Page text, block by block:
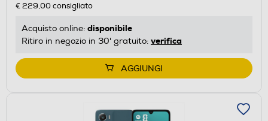
€ 229,00consigliato
Acquisto online: disponibile
Ritiro in negozio in 30' gratuito: verifica
AGGIUNGI